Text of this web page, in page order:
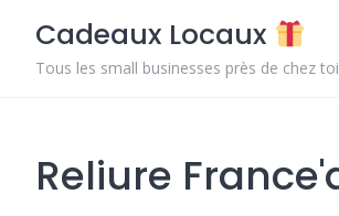
content
Cadeaux Locaux
Tous les small businesses près de chez
Reliure